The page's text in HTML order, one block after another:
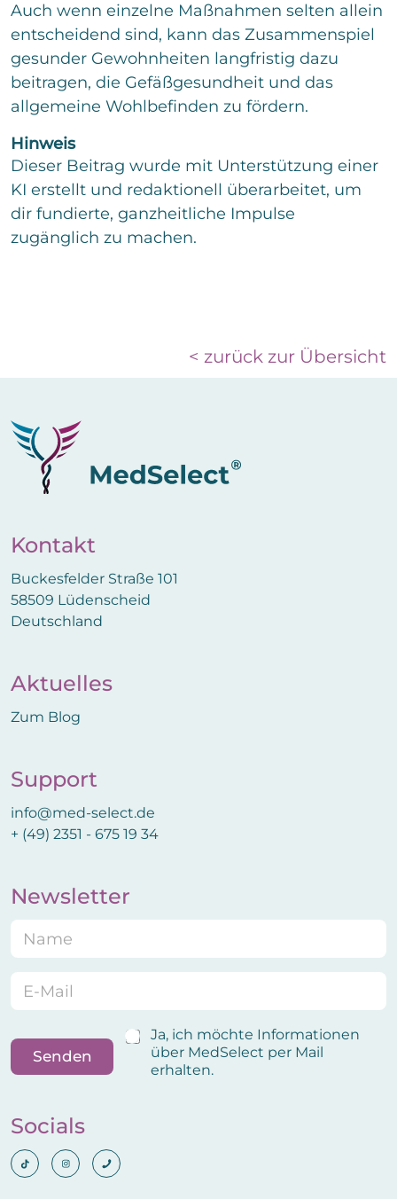
Auch wenn einzelne Maßnahmen selten allein
entscheidend sind, kann das Zusammenspiel
gesunder Gewohnheiten langfristig dazu
beitragen, die Gefäßgesundheit und das
allgemeine Wohlbefinden zu fördern.
Hinweis
Dieser Beitrag wurde mit Unterstützung einer
KI erstellt und redaktionell überarbeitet, um
dir fundierte, ganzheitliche Impulse
zugänglich zu machen.
< zurück zur Übersicht
Kontakt
Buckesfelder Straße 101
58509 Lüdenscheid
Deutschland
Aktuelles
Zum Blog
Support
info@med-select.de
+ (49) 2351 - 675 19 34
Newsletter
B
s
t
t
g
n
a
m
e
E
N
m
e
E
a
l
B
Ja, ich möchte Informationen
über MedSelect per Mail
erhalten.
Senden
Socials